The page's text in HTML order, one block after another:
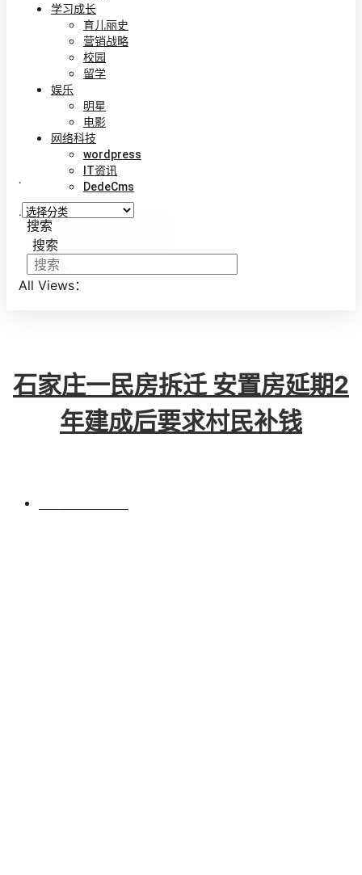
学习成长
育儿丽史
营销战略
校园
留学
娱乐
明星
电影
网络科技
wordpress
IT资讯
DedeCms
.
.
搜索
搜索
All Views：
石家庄一民房拆迁 安置房延期2
年建成后要求村民补钱